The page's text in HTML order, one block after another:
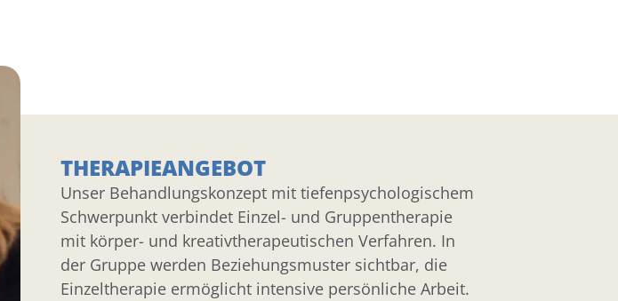
THERAPIEANGEBOT
Unser Behandlungskonzept mit tiefenpsychologischem
Schwerpunkt verbindet Einzel- und Gruppentherapie
mit körper- und kreativtherapeutischen Verfahren. In
der Gruppe werden Beziehungsmuster sichtbar, die
Einzeltherapie ermöglicht intensive persönliche Arbeit.